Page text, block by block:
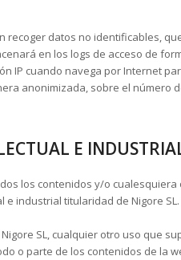
recoger datos no identificables,
en los logs de acceso de
IP cuando navega por Internet
anonimizada, sobre el
E
los contenidos y/o
industrial titularidad de Nigore
SL, cualquier otro uso que
o parte de los contenidos de la